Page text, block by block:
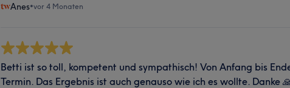
Anes•vor 4 Monaten
Betti ist so toll, kompetent und sympathisch! Von Anfang bis
Termin. Das Ergebnis ist auch genauso wie ich es wollte. Danke